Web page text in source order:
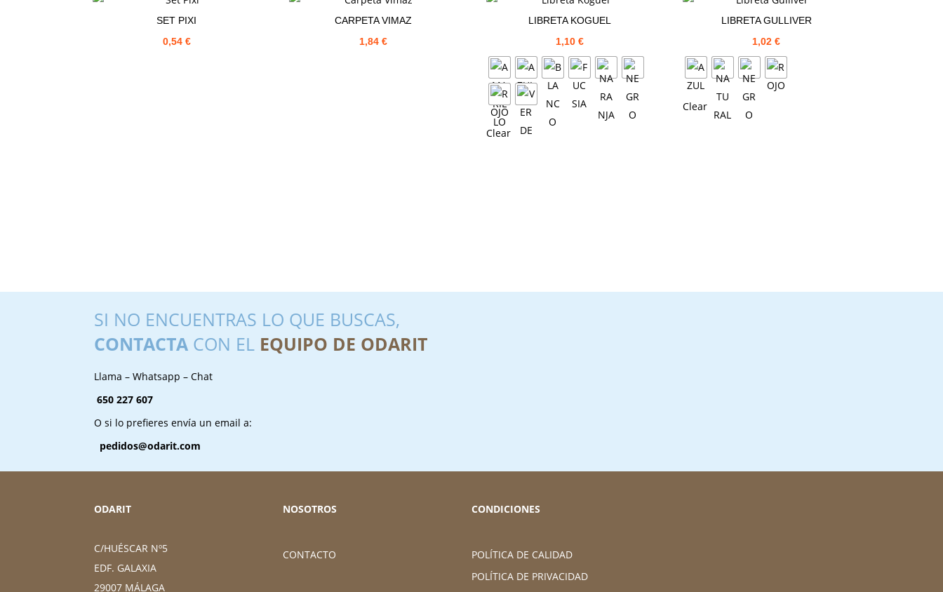
SET PIXI
0,54 €
CARPETA VIMAZ
1,84 €
LIBRETA KOGUEL
1,10€
Clear
LIBRETA GULLIVER
1,02€
Clear
SI NO ENCUENTRAS LO QUE BUSCAS,
CONTACTA CON EL EQUIPO DE ODARIT
Llama – Whatsapp – Chat
650 227 607
O si lo prefieres envía un email a:
pedidos@odarit.com
ODARIT
C/HUÉSCAR Nº5
EDF. GALAXIA
29007 MÁLAGA
NOSOTROS
CONTACTO
CONDICIONES
POLÍTICA DE CALIDAD
POLÍTICA DE PRIVACIDAD